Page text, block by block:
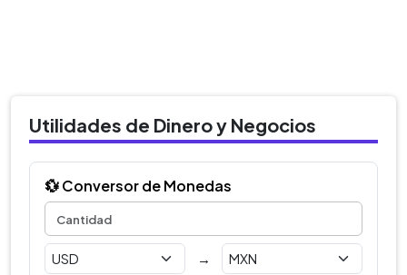
Utilidades de Dinero y Negocios
💱 Conversor de Monedas
→